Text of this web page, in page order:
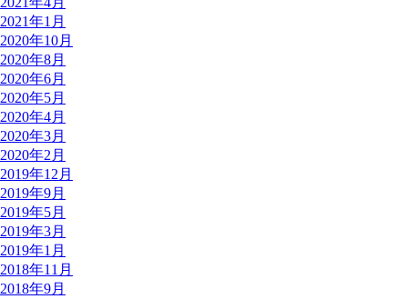
2021年1月
2020年10月
2020年8月
2020年6月
2020年5月
2020年4月
2020年3月
2020年2月
2019年12月
2019年9月
2019年5月
2019年3月
2019年1月
2018年11月
2018年9月